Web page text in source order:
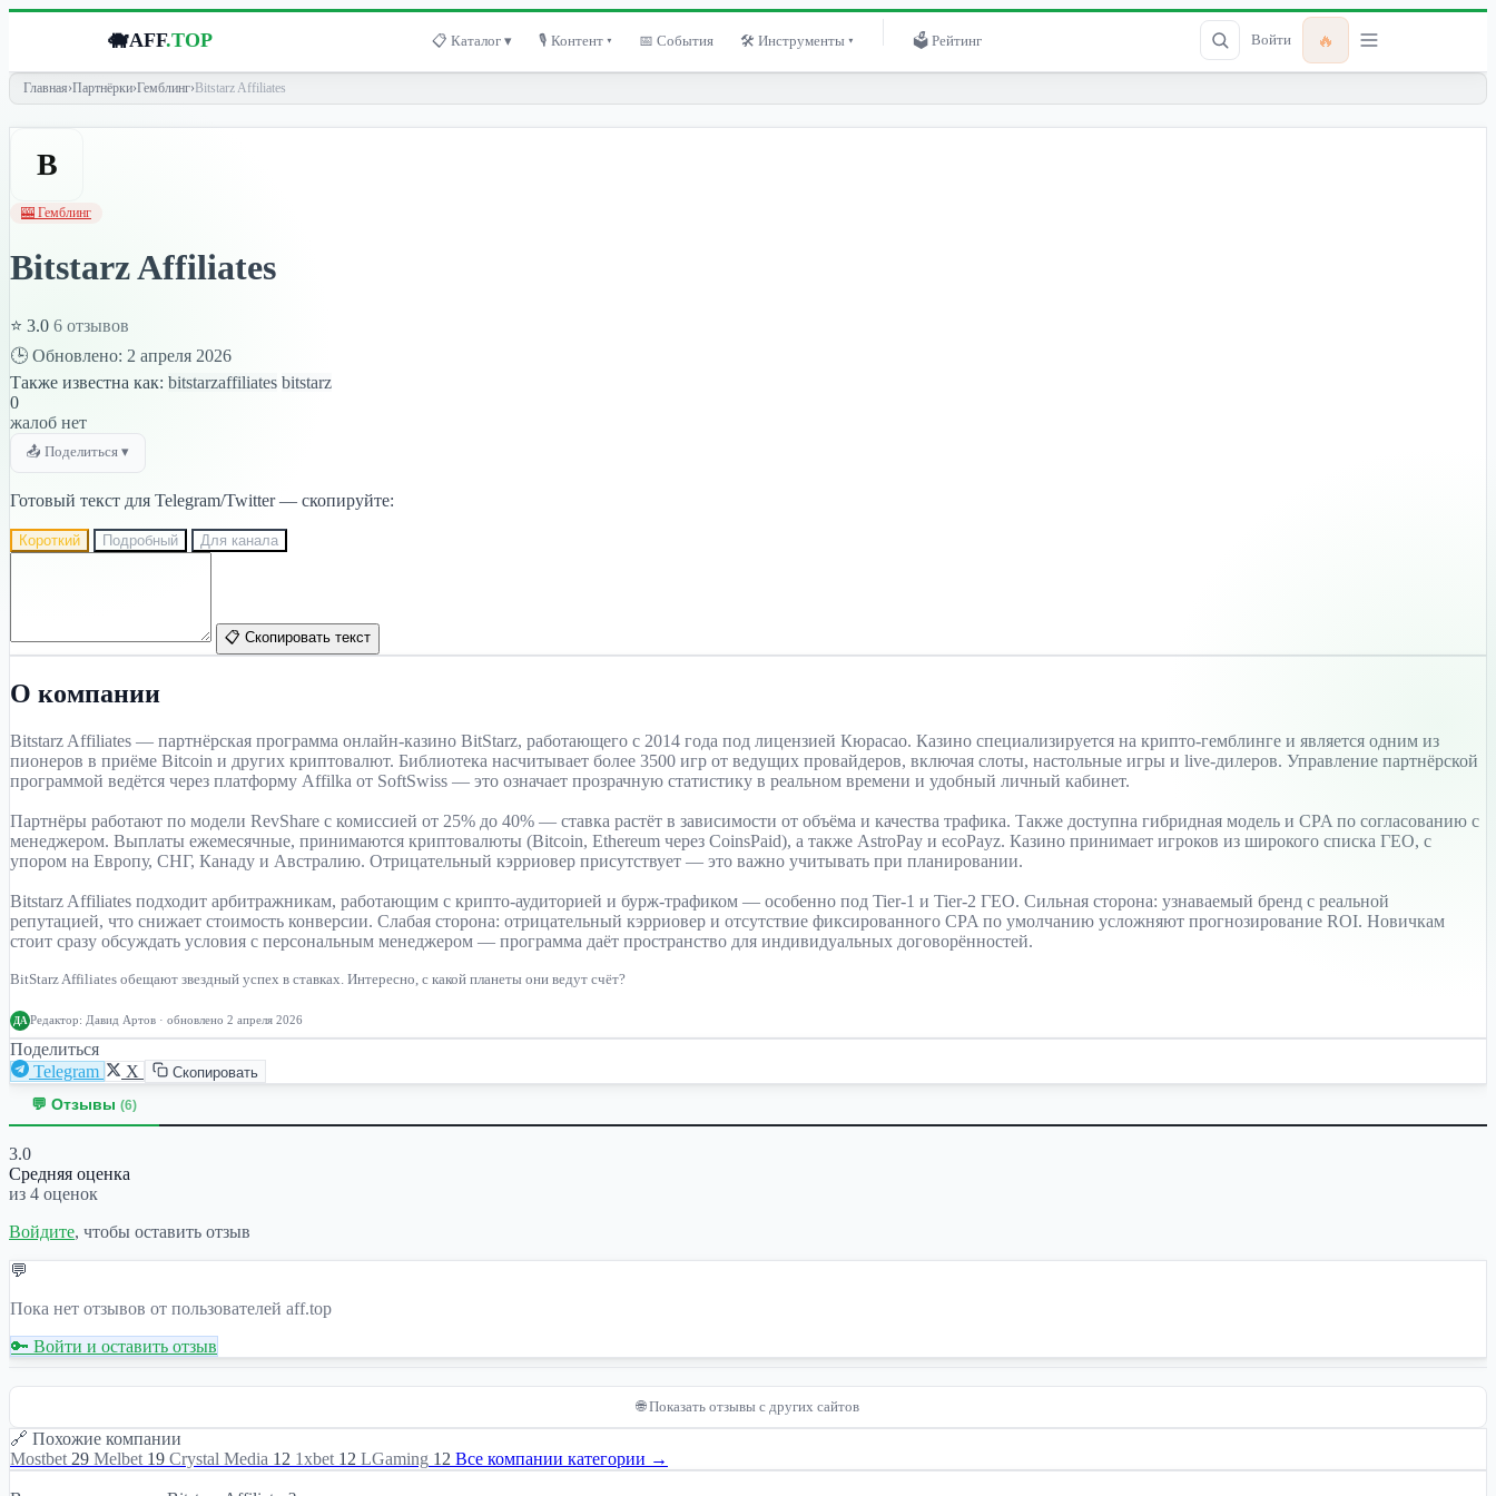
🐗AFF.TOP 📋 Каталог ▾ 🎙 Контент ▾ 📅 События 🛠 Инструменты ▾ 🗳 Рейтинг Войти 🔥
Главная›Партнёрки›Гемблинг› Bitstarz Affiliates
B
🎰 Гемблинг
Bitstarz Affiliates
⭐ 3.0 6 отзывов
🕒 Обновлено: 2 апреля 2026
Также известна как: bitstarzaffiliates bitstarz
0
жалоб нет
📤 Поделиться ▾
Готовый текст для Telegram/Twitter — скопируйте:
Короткий Подробный Для канала
📋 Скопировать текст
О компании
Bitstarz Affiliates — партнёрская программа онлайн-казино BitStarz, работающего с 2014 года под лицензией Кюрасао. Казино специализируется на крипто-гемблинге и является одним из
пионеров в приёме Bitcoin и других криптовалют. Библиотека насчитывает более 3500 игр от ведущих провайдеров, включая слоты, настольные игры и live-дилеров. Управление партнёрской
программой ведётся через платформу Affilka от SoftSwiss — это означает прозрачную статистику в реальном времени и удобный личный кабинет.
Партнёры работают по модели RevShare с комиссией от 25% до 40% — ставка растёт в зависимости от объёма и качества трафика. Также доступна гибридная модель и CPA по согласованию с
менеджером. Выплаты ежемесячные, принимаются криптовалюты (Bitcoin, Ethereum через CoinsPaid), а также AstroPay и ecoPayz. Казино принимает игроков из широкого списка ГЕО, с
упором на Европу, СНГ, Канаду и Австралию. Отрицательный кэрриовер присутствует — это важно учитывать при планировании.
Bitstarz Affiliates подходит арбитражникам, работающим с крипто-аудиторией и бурж-трафиком — особенно под Tier-1 и Tier-2 ГЕО. Сильная сторона: узнаваемый бренд с реальной
репутацией, что снижает стоимость конверсии. Слабая сторона: отрицательный кэрриовер и отсутствие фиксированного CPA по умолчанию усложняют прогнозирование ROI. Новичкам
стоит сразу обсуждать условия с персональным менеджером — программа даёт пространство для индивидуальных договорённостей.
BitStarz Affiliates обещают звездный успех в ставках. Интересно, с какой планеты они ведут счёт?
ДА Редактор: Давид Артов · обновлено 2 апреля 2026
Поделиться
Telegram
X Скопировать
💬 Отзывы (6)
3.0
Средняя оценка
из 4 оценок
Войдите, чтобы оставить отзыв
💬
Пока нет отзывов от пользователей aff.top
🔑 Войти и оставить отзыв
🌐 Показать отзывы с других сайтов
🔗 Похожие компании
Mostbet 29 Melbet 19 Crystal Media 12 1xbet 12 LGaming 12 Все компании категории →